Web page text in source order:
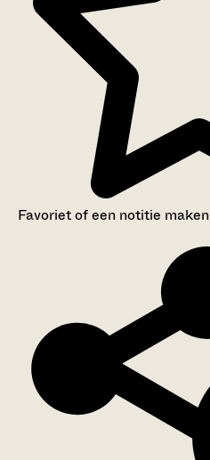
Favoriet of een notitie maken